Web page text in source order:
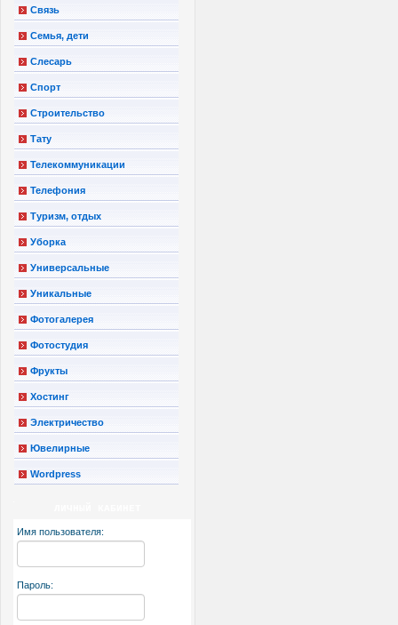
Связь
Семья, дети
Слесарь
Спорт
Строительство
Тату
Телекоммуникации
Телефония
Туризм, отдых
Уборка
Универсальные
Уникальные
Фотогалерея
Фотостудия
Фрукты
Хостинг
Электричество
Ювелирные
Wordpress
Имя пользователя:
Пароль: